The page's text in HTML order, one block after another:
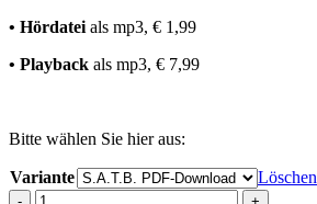
• Hördatei als mp3, € 1,99
• Playback als mp3, € 7,99
Bitte wählen Sie hier aus:
Variante Löschen
NEU: